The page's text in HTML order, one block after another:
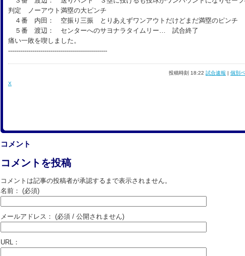
判定 ノーアウト満塁の大ピンチ
４番 内田： 空振り三振 とりあえずワンアウトだけどまだ満塁のピンチ
５番 渡辺： センターへのサヨナラタイムリー… 試合終了
痛い一敗を喫しました。
-------------------------------------------------
投稿時刻 18:22 試合速報 | 個別
X
コメント
コメントを投稿
コメントは記事の投稿者が承認するまで表示されません。
名前： (必須)
メールアドレス： (必須 / 公開されません)
URL：